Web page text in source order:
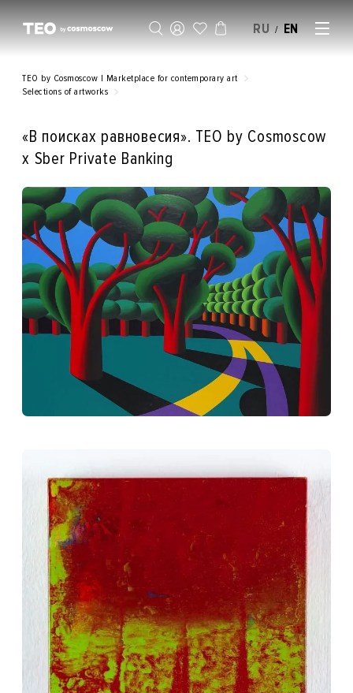
RU / EN
TEO by Cosmoscow | Marketplace for contemporary art
Selections of artworks
«В поисках равновесия». TEO by Cosmoscow
x Sber Private Banking